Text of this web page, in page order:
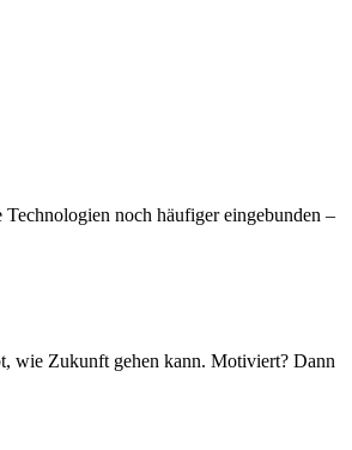
noch häufiger eingebunden –
wie Zukunft gehen kann. Motiviert? Dann